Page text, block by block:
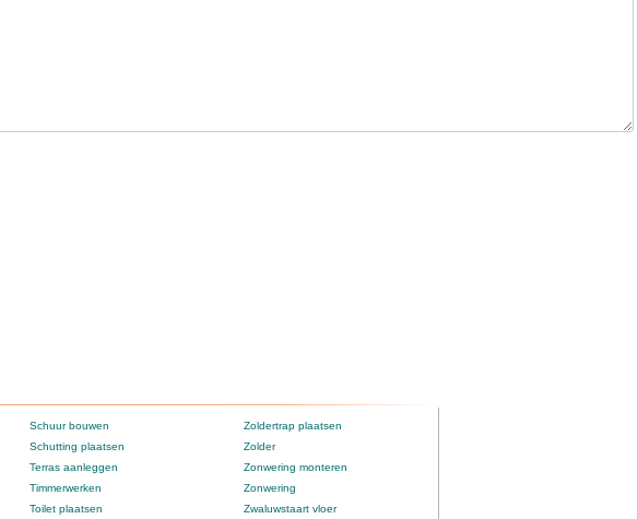
Schuur bouwen
Schutting plaatsen
Terras aanleggen
Timmerwerken
Toilet plaatsen
Zoldertrap plaatsen
Zolder
Zonwering monteren
Zonwering
Zwaluwstaart vloer